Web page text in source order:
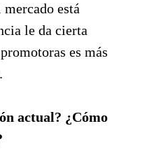
está
le da cierta
es más
actual? ¿Cómo